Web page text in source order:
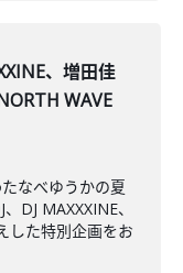
、増田佳
WAVE
なべゆうかの夏
DJ MAXXXINE、
した特別企画をお